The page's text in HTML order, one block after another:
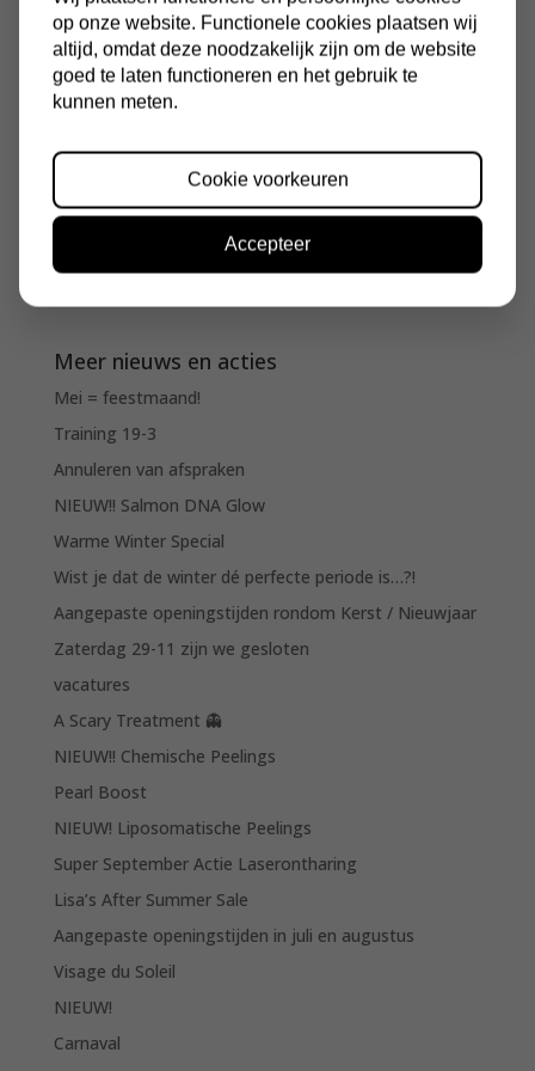
8.Dag-/ nachtverzorging; we sluiten deze heerlijke
behandeling af met een dag- of nachtverzorging
aangepast aan het huidtype.
Dit alles krijg je t/m 31 december voor slechts
De Holiday Special is te boeken bij Nadine, Iris,
Meer nieuws en acties
Mei = feestmaand!
Training 19-3
Annuleren van afspraken
NIEUW!! Salmon DNA Glow
Warme Winter Special
Wist je dat de winter dé perfecte periode is…?!
Aangepaste openingstijden rondom Kerst / Nieuwjaar
Zaterdag 29-11 zijn we gesloten
vacatures
A Scary Treatment 👻
NIEUW!! Chemische Peelings
Pearl Boost
NIEUW! Liposomatische Peelings
Super September Actie Laserontharing
Lisa’s After Summer Sale
Aangepaste openingstijden in juli en augustus
Visage du Soleil
NIEUW!
Carnaval
op onze website. Functionele cookies plaatsen wij
altijd, omdat deze noodzakelijk zijn om de website
goed te laten functioneren en het gebruik te
kunnen meten.
Cookie voorkeuren
Accepteer